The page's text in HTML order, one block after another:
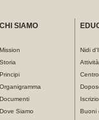
CHI SIAMO
Mission
Storia
Principi
Organigramma
Documenti
Dove Siamo
Nidi
Buoni